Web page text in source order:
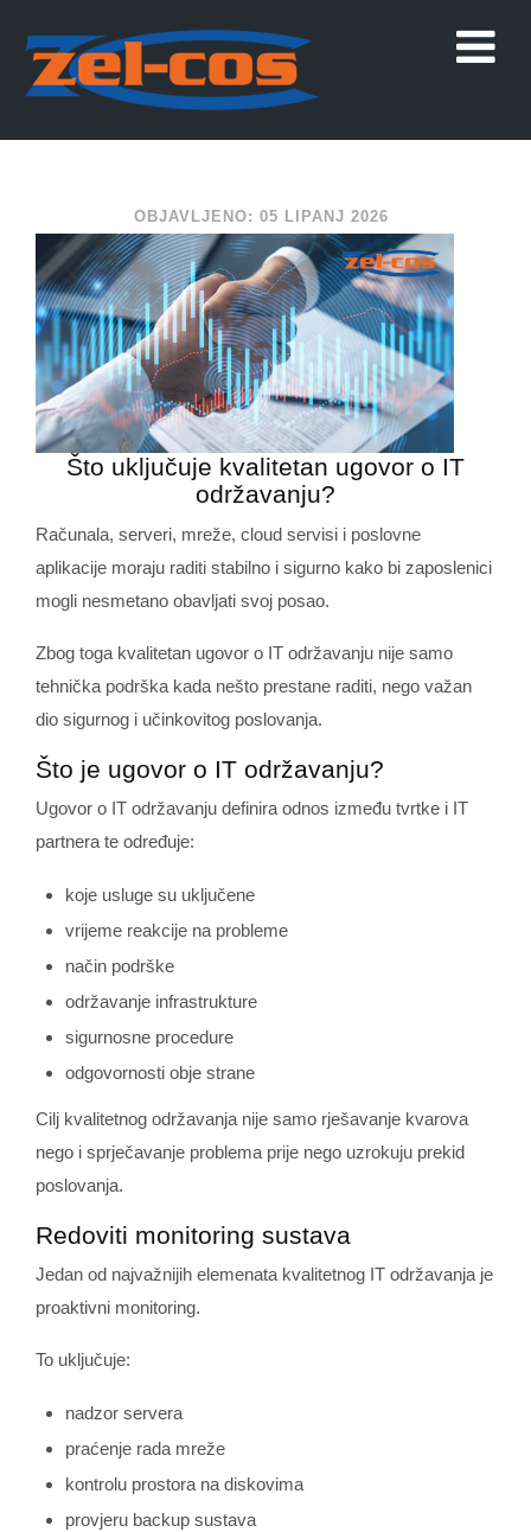
OBJAVLJENO: 05 LIPANJ 2026
Što uključuje kvalitetan ugovor o IT
održavanju?
Računala, serveri, mreže, cloud servisi i poslovne
aplikacije moraju raditi stabilno i sigurno kako bi zaposlenici
mogli nesmetano obavljati svoj posao.
Zbog toga kvalitetan ugovor o IT održavanju nije samo
tehnička podrška kada nešto prestane raditi, nego važan
dio sigurnog i učinkovitog poslovanja.
Što je ugovor o IT održavanju?
Ugovor o IT održavanju definira odnos između tvrtke i IT
partnera te određuje:
koje usluge su uključene
vrijeme reakcije na probleme
način podrške
održavanje infrastrukture
sigurnosne procedure
odgovornosti obje strane
Cilj kvalitetnog održavanja nije samo rješavanje kvarova
nego i sprječavanje problema prije nego uzrokuju prekid
poslovanja.
Redoviti monitoring sustava
Jedan od najvažnijih elemenata kvalitetnog IT održavanja je
proaktivni monitoring.
To uključuje:
nadzor servera
praćenje rada mreže
kontrolu prostora na diskovima
provjeru backup sustava